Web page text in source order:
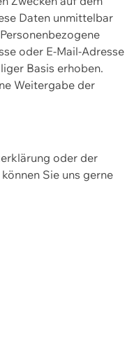
Daten unmittelbar
oder E-Mail-Adresse
Basis erhoben.
Weitergabe der
oder der
Sie uns gerne